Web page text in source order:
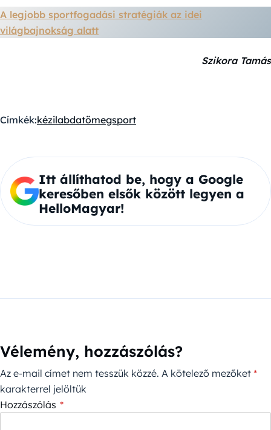
A legjobb sportfogadási stratégiák az idei
világbajnokság alatt
Szikora Tamás
Címkék:kézilabdatömegsport
Itt állíthatod be, hogy a Google
keresőben elsők között legyen a
HelloMagyar!
Vélemény, hozzászólás?
Az e-mail címet nem tesszük közzé. A kötelező mezőket *
karakterrel jelöltük
Hozzászólás *